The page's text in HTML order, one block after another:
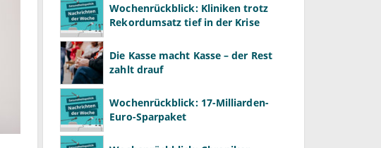
Wochenrückblick: Kliniken trotz
Rekordumsatz tief in der Krise
Die Kasse macht Kasse – der Rest
zahlt drauf
Wochenrückblick: 17-Milliarden-
Euro-Sparpaket